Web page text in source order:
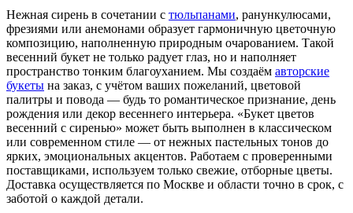
Нежная сирень в сочетании с тюльпанами, ранункулюсами,
фрезиями или анемонами образует гармоничную цветочную
композицию, наполненную природным очарованием. Такой
весенний букет не только радует глаз, но и наполняет
пространство тонким благоуханием. Мы создаём авторские
букеты на заказ, с учётом ваших пожеланий, цветовой
палитры и повода — будь то романтическое признание, день
рождения или декор весеннего интерьера. «Букет цветов
весенний с сиренью» может быть выполнен в классическом
или современном стиле — от нежных пастельных тонов до
ярких, эмоциональных акцентов. Работаем с проверенными
поставщиками, используем только свежие, отборные цветы.
Доставка осуществляется по Москве и области точно в срок, с
заботой о каждой детали.